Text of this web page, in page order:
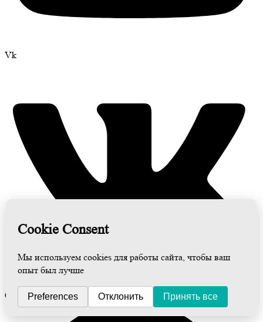
Vk
Odnoklassniki